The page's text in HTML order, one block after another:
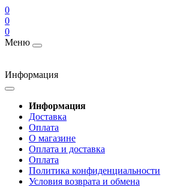
0
0
0
Меню
Информация
Информация
Доставка
Оплата
О магазине
Оплата и доставка
Оплата
Политика конфиденциальности
Условия возврата и обмена